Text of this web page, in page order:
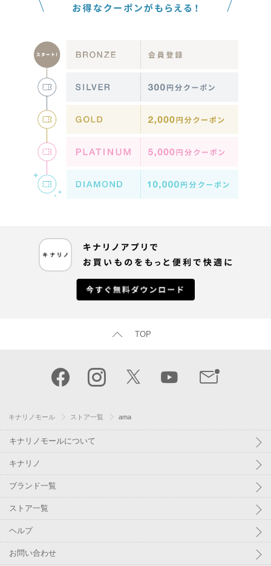
TOP
キナリノモール ストア一覧 ama
キナリノモールについて
キナリノ
ブランド一覧
ストア一覧
ヘルプ
お問い合わせ